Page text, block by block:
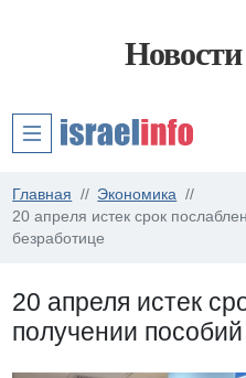
Главная
Экономика
20 апреля истек срок
безработице
20 апреля истек
получении